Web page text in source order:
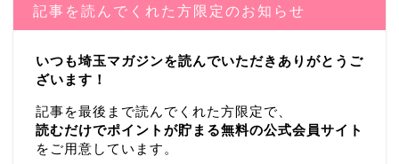
記事を読んでくれた方限定のお知らせ
いつも埼玉マガジンを読んでいただきありがとうご
ざいます！
記事を最後まで読んでくれた方限定で、
読むだけでポイントが貯まる無料の公式会員サイト
をご用意しています。